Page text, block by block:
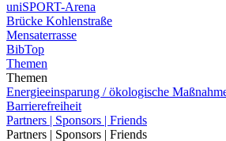
uniSPORT-Arena
Brücke Kohlenstraße
Mensaterrasse
BibTop
Themen
Themen
Energieeinsparung / ökologische
Barrierefreiheit
Partners | Sponsors | Friends
Partners | Sponsors | Friends